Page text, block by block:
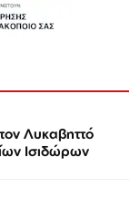
Λυκαβηττό
Ισιδώρων